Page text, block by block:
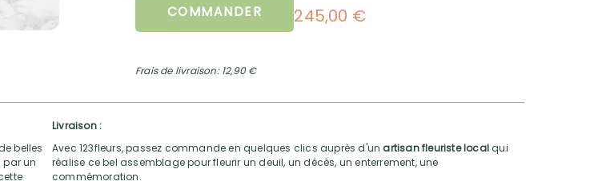
COMMANDER 245,00 €
Frais de livraison: 12,90 €
belles
par un
Livraison :
Avec 123fleurs, passez commande en quelques clics auprès d'un artisan fleuriste localqui
réalise ce bel assemblage pour fleurir un deuil, un décès, un enterrement, une
commémoration.